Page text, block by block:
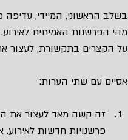
בשלב הראשוני, המיידי,
מהי הפרשנות האמיתית
על הקצרים בתקשורת, לעצור
אסיים עם שתי הערות:
זה קשה מאד לעצור את
פרשנויות חדשות